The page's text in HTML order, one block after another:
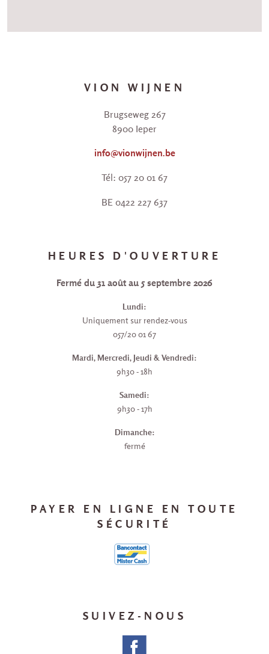
VION WIJNEN
Brugseweg 267
8900 Ieper
info@vionwijnen.be
Tél: 057 20 01 67
BE 0422 227 637
HEURES D'OUVERTURE
Fermé du 31 août au 5 septembre 2026
Lundi:
Uniquement sur rendez-vous
057/20 01 67
Mardi, Mercredi, Jeudi & Vendredi:
9h30 - 18h
Samedi:
9h30 - 17h
Dimanche:
fermé
PAYER EN LIGNE EN TOUTE
SÉCURITÉ
SUIVEZ-NOUS